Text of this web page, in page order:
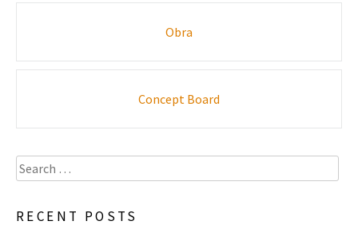
Obra
Concept Board
Search
for:
RECENT POSTS